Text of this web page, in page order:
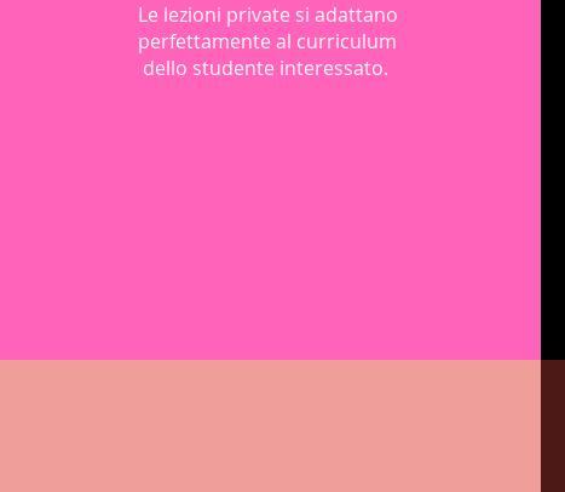
Le lezioni private si adattano
perfettamente al curriculum
dello studente interessato.